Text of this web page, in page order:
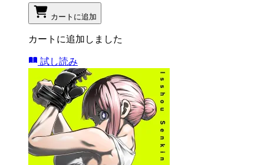
カートに追加
カートに追加しました
試し読み